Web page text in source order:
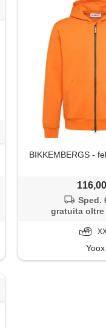
BIKKEMBERGS -
Sped.
gratuita oltre
Yoox